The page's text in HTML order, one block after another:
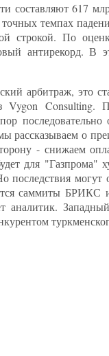
617
темпах
строкой. По
антирекорд. В
арбитраж, это
Consulting.
о
- снижаем
для "Газпрома"
саммиты
аналитик.